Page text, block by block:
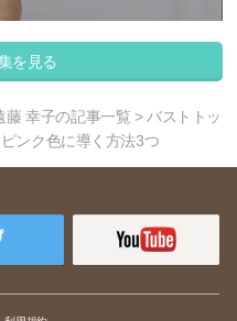
を見る
藤 幸子の記事一覧 > バストトッ
ンク色に導く方法3つ